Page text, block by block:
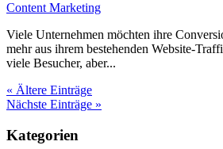
Content Marketing
Viele Unternehmen möchten ihre
mehr aus ihrem bestehenden Website-
viele Besucher, aber...
« Ältere Einträge
Nächste Einträge »
Kategorien